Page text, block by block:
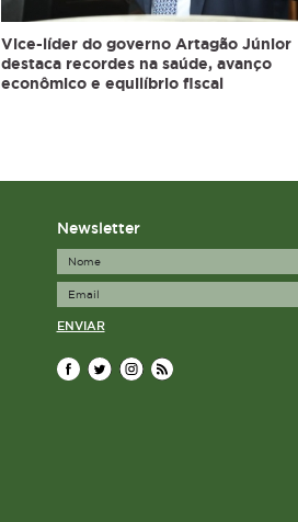
Vice-líder do governo Artagão Júnior
destaca recordes na saúde, avanço
econômico e equilíbrio fiscal
Newsletter
ENVIAR